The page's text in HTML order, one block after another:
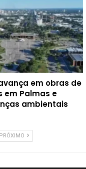
em obras de
em Palmas e
ambientais
PRÓXIMO